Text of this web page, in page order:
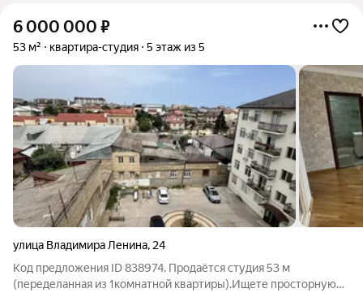
6 000 000 ₽
53 м² квартира-студия 5 этаж из 5
улица Владимира Ленина, 24
Код предложения ID 838974. Продаётся студия 53 м
(переделанная из 1комнатной квартиры).Ищете просторную